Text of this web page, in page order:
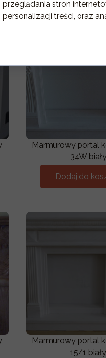
Dodaj do
Marmurowy portal
15/1 biały
Marmurowy portal
34W biały
przeglądania stron
personalizacji treści, oraz